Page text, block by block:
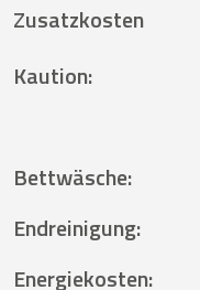
Zusatzkosten
Kaution:
Bettwäsche:
Endreinigung:
Energiekosten: